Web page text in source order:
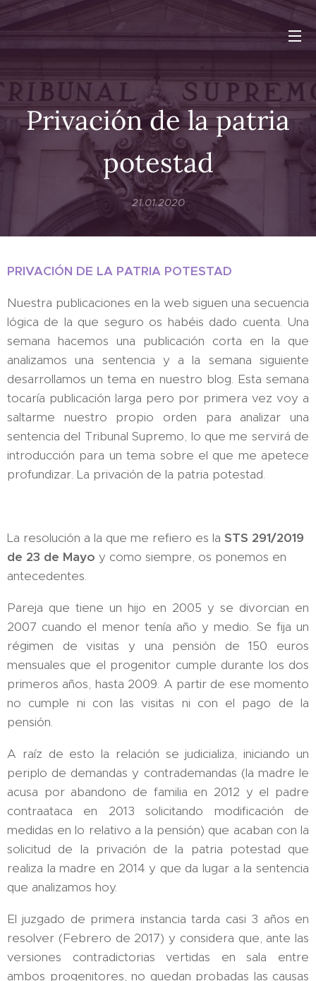
Privación de la patria
potestad
21.01.2020
PRIVACIÓN DE LA PATRIA POTESTAD
Nuestra publicaciones en la web siguen una secuencia
lógica de la que seguro os habéis dado cuenta. Una
semana hacemos una publicación corta en la que
analizamos una sentencia y a la semana siguiente
desarrollamos un tema en nuestro blog. Esta semana
tocaría publicación larga pero por primera vez voy a
saltarme nuestro propio orden para analizar una
sentencia del Tribunal Supremo, lo que me servirá de
introducción para un tema sobre el que me apetece
profundizar. La privación de la patria potestad.
La resolución a la que me refiero es la STS 291/2019
de 23 de Mayo y como siempre, os ponemos en
antecedentes.
Pareja que tiene un hijo en 2005 y se divorcian en
2007 cuando el menor tenía año y medio. Se fija un
régimen de visitas y una pensión de 150 euros
mensuales que el progenitor cumple durante los dos
primeros años, hasta 2009. A partir de ese momento
no cumple ni con las visitas ni con el pago de la
pensión.
A raíz de esto la relación se judicializa, iniciando un
periplo de demandas y contrademandas (la madre le
acusa por abandono de familia en 2012 y el padre
contraataca en 2013 solicitando modificación de
medidas en lo relativo a la pensión) que acaban con la
solicitud de la privación de la patria potestad que
realiza la madre en 2014 y que da lugar a la sentencia
que analizamos hoy.
El juzgado de primera instancia tarda casi 3 años en
resolver (Febrero de 2017) y considera que, ante las
versiones contradictorias vertidas en sala entre
ambos progenitores, no quedan probadas las causas